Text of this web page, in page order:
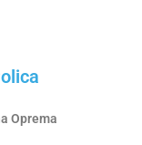
Oprema